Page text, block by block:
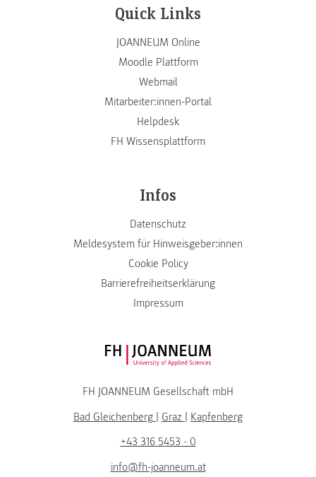
Quick Links
JOANNEUM Online
Moodle Plattform
Webmail
Mitarbeiter:innen-Portal
Helpdesk
FH Wissensplattform
Infos
Datenschutz
Meldesystem für Hinweisgeber:innen
Cookie Policy
Barrierefreiheitserklärung
Impressum
FH JOANNEUM Logo
FH JOANNEUM Gesellschaft mbH
Bad Gleichenberg | Graz | Kapfenberg
+43 316 5453 - 0
info@fh-joanneum.at